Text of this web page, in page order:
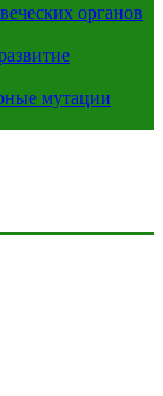
органов
мутации